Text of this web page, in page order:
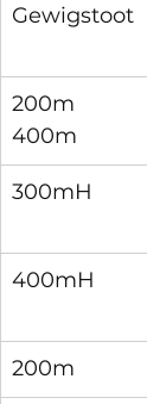
Gewigstoot
200m
400m
300mH
400mH
200m